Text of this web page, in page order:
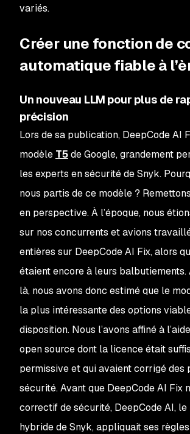
variés.
Créer une fonction de
automatique fiable à
Un nouveau LLM pour plus de
précision
Lors de sa publication, DeepCode AI
modèle T5de Google, grandement
les experts en sécurité de Snyk.
nous partis de ce modèle ?
en perspective. À l’époque, nous
sur nos concurrents et avions
entières sur DeepCode AI Fix, alors
étaient encore à leurs balbutiements.
là, nous avons donc estimé que le
la plus intéressante des options
disposition. Nous l’avons affiné à
open source dont la licence était
permissive et qui avaient corrigé des
sécurité. Avant que DeepCode AI Fix
correctif de sécurité, DeepCode AI, le
hybride de Snyk, appliquait ses